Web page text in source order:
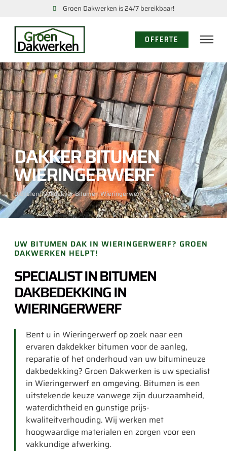
Groen Dakwerken is 24/7 bereikbaar!
OFFERTE
DAKKER BITUMEN
WIERINGERWERF
Diensten/ Dakdekker Bitumen Wieringerwerf
UW BITUMEN DAK IN WIERINGERWERF? GROEN
DAKWERKEN HELPT!
SPECIALIST IN BITUMEN
DAKBEDEKKING IN
WIERINGERWERF
Bent u in Wieringerwerf op zoek naar een
ervaren dakdekker bitumen voor de aanleg,
reparatie of het onderhoud van uw bitumineuze
dakbedekking? Groen Dakwerken is uw specialist
in Wieringerwerf en omgeving. Bitumen is een
uitstekende keuze vanwege zijn duurzaamheid,
waterdichtheid en gunstige prijs-
kwaliteitverhouding. Wij werken met
hoogwaardige materialen en zorgen voor een
vakkundige afwerking.